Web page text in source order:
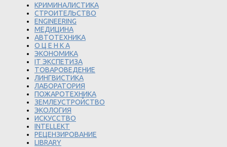
КРИМИНАЛИСТИКА
СТРОИТЕЛЬСТВО
ENGINEERING
МЕДИЦИНА
АВТОТЕХНИКА
О Ц Е Н К А
ЭКОНОМИКА
IT ЭКСПЕТИЗА
ТОВАРОВЕДЕНИЕ
ЛИНГВИСТИКА
ЛАБОРАТОРИЯ
ПОЖАРОТЕХНИКА
ЗЕМЛЕУСТРОЙСТВО
ЭКОЛОГИЯ
ИСКУССТВО
INTELLEKT
РЕЦЕНЗИРОВАНИЕ
LIBRARY